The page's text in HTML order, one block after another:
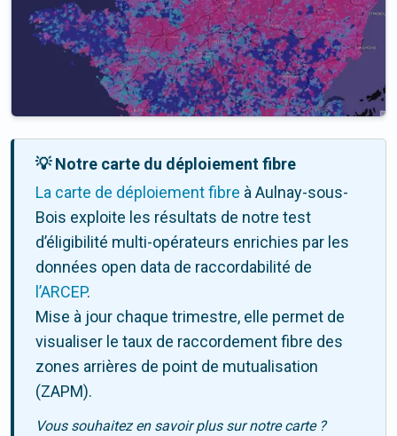
💡 Notre carte du déploiement fibre
La carte de déploiement fibre à Aulnay-sous-
Bois exploite les résultats de notre test
d’éligibilité multi-opérateurs enrichies par les
données open data de raccordabilité de
l’ARCEP.
Mise à jour chaque trimestre, elle permet de
visualiser le taux de raccordement fibre des
zones arrières de point de mutualisation
(ZAPM).
Vous souhaitez en savoir plus sur notre carte ?